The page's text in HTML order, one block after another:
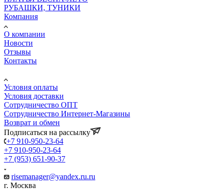
РУБАШКИ, ТУНИКИ
Компания
О компании
Новости
Отзывы
Контакты
Условия оплаты
Условия доставки
Сотрудничество ОПТ
Сотрудничество Интернет-Магазины
Возврат и обмен
Подписаться на рассылку
+7 910-950-23-64
+7 910-950-23-64
+7 (953) 651-90-37
risemanager@yandex.ru.ru
г. Москва